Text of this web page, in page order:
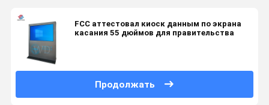
FCC аттестовал киоск данным по экрана
касания 55 дюймов для правительства
Продолжать